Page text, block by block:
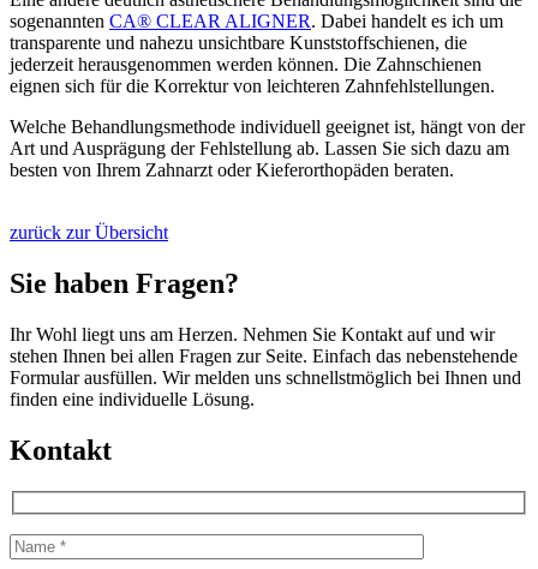
sogenannten CA® CLEAR ALIGNER. Dabei handelt es ich um
transparente und nahezu unsichtbare Kunststoffschienen, die
jederzeit herausgenommen werden können. Die Zahnschienen
eignen sich für die Korrektur von leichteren Zahnfehlstellungen.
Welche Behandlungsmethode individuell geeignet ist, hängt von der
Art und Ausprägung der Fehlstellung ab. Lassen Sie sich dazu am
besten von Ihrem Zahnarzt oder Kieferorthopäden beraten.
zurück zur Übersicht
Sie haben Fragen?
Ihr Wohl liegt uns am Herzen. Nehmen Sie Kontakt auf und wir
stehen Ihnen bei allen Fragen zur Seite. Einfach das nebenstehende
Formular ausfüllen. Wir melden uns schnellstmöglich bei Ihnen und
finden eine individuelle Lösung.
Kontakt